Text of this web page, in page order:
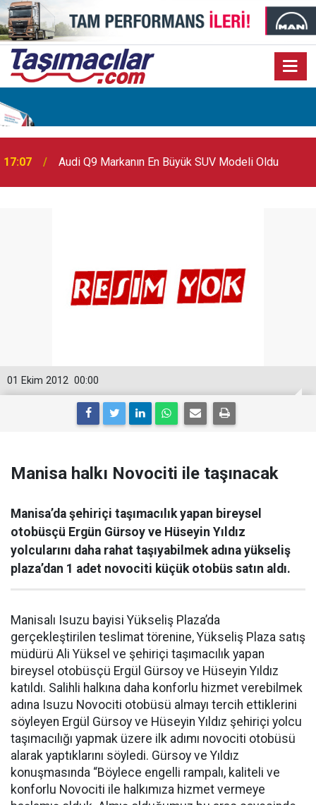
17:07 Audi Q9 Markanın En Büyük SUV Modeli Oldu
00:00
01 Ekim 2012
Manisa halkı Novociti ile taşınacak
Manisa’da şehiriçi taşımacılık yapan bireysel
otobüsçü Ergün Gürsoy ve Hüseyin Yıldız
yolcularını daha rahat taşıyabilmek adına yükseliş
plaza’dan 1 adet novociti küçük otobüs satın aldı.
Manisalı Isuzu bayisi Yükseliş Plaza’da
gerçekleştirilen teslimat törenine, Yükseliş Plaza satış
müdürü Ali Yüksel ve şehiriçi taşımacılık yapan
bireysel otobüsçü Ergül Gürsoy ve Hüseyin Yıldız
katıldı. Salihli halkına daha konforlu hizmet verebilmek
adına Isuzu Novociti otobüsü almayı tercih ettiklerini
söyleyen Ergül Gürsoy ve Hüseyin Yıldız şehiriçi yolcu
taşımacılığı yapmak üzere ilk adımı novociti otobüsü
alarak yaptıklarını söyledi. Gürsoy ve Yıldız
konuşmasında “Böylece engelli rampalı, kaliteli ve
konforlu Novociti ile halkımıza hizmet vermeye